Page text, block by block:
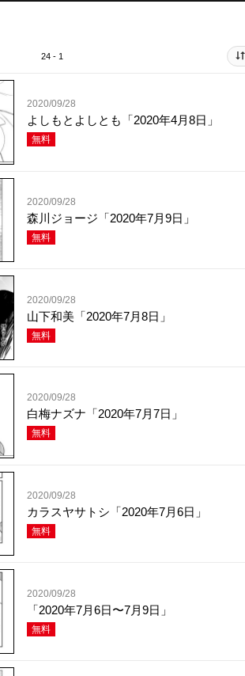
24 - 1
2020/09/28
よしもとよしとも「2020年4月8日」
無料
2020/09/28
森川ジョージ「2020年7月9日」
無料
2020/09/28
山下和美「2020年7月8日」
無料
2020/09/28
白梅ナズナ「2020年7月7日」
無料
2020/09/28
カラスヤサトシ「2020年7月6日」
無料
2020/09/28
「2020年7月6日〜7月9日」
無料